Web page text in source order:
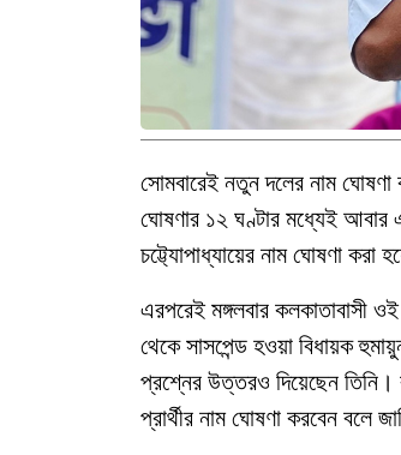
সোমবারেই নতুন দলের নাম ঘোষণা
ঘোষণার ১২ ঘণ্টার মধ্যেই আবার এক
চট্ট্যোপাধ্যায়ের নাম ঘোষণা করা
এরপরেই মঙ্গলবার কলকাতাবাসী ওই
থেকে সাসপেন্ড হওয়া বিধায়ক
প্রশ্নের উত্তরও দিয়েছেন তিনি।
প্রার্থীর নাম ঘোষণা করবেন বলে